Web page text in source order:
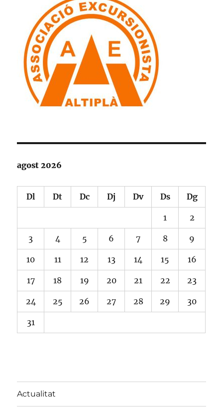
agost 2026
Dl Dt Dc Dj Dv Ds Dg
1 2
3 4 5 6 7 8 9
10 11 12 13 14 15 16
17 18 19 20 21 22 23
24 25 26 27 28 29 30
31
Actualitat